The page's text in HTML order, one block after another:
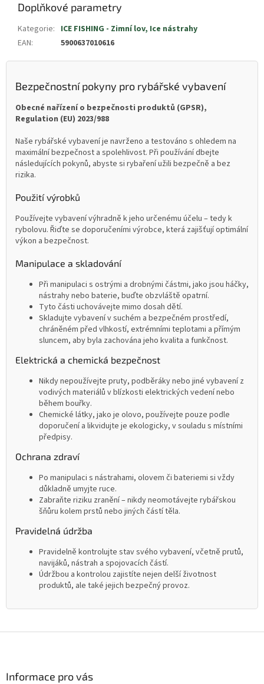
Doplňkové parametry
Kategorie: ICE FISHING - Zimní lov, Ice nástrahy
EAN: 5900637010616
Bezpečnostní pokyny pro rybářské vybavení
Obecné nařízení o bezpečnosti produktů (GPSR),
Regulation (EU) 2023/988
Naše rybářské vybavení je navrženo a testováno s ohledem na
maximální bezpečnost a spolehlivost. Při používání dbejte
následujících pokynů, abyste si rybaření užili bezpečně a bez
rizika.
Použití výrobků
Používejte vybavení výhradně k jeho určenému účelu – tedy k
rybolovu. Řiďte se doporučeními výrobce, která zajišťují optimální
výkon a bezpečnost.
Manipulace a skladování
Při manipulaci s ostrými a drobnými částmi, jako jsou háčky,
nástrahy nebo baterie, buďte obzvláště opatrní.
Tyto části uchovávejte mimo dosah dětí.
Skladujte vybavení v suchém a bezpečném prostředí,
chráněném před vlhkostí, extrémními teplotami a přímým
sluncem, aby byla zachována jeho kvalita a funkčnost.
Elektrická a chemická bezpečnost
Nikdy nepoužívejte pruty, podběráky nebo jiné vybavení z
vodivých materiálů v blízkosti elektrických vedení nebo
během bouřky.
Chemické látky, jako je olovo, používejte pouze podle
doporučení a likvidujte je ekologicky, v souladu s místními
předpisy.
Ochrana zdraví
Po manipulaci s nástrahami, olovem či bateriemi si vždy
důkladně umyjte ruce.
Zabraňte riziku zranění – nikdy neomotávejte rybářskou
šňůru kolem prstů nebo jiných částí těla.
Pravidelná údržba
Pravidelně kontrolujte stav svého vybavení, včetně prutů,
navijáků, nástrah a spojovacích částí.
Údržbou a kontrolou zajistíte nejen delší životnost
produktů, ale také jejich bezpečný provoz.
Informace pro vás